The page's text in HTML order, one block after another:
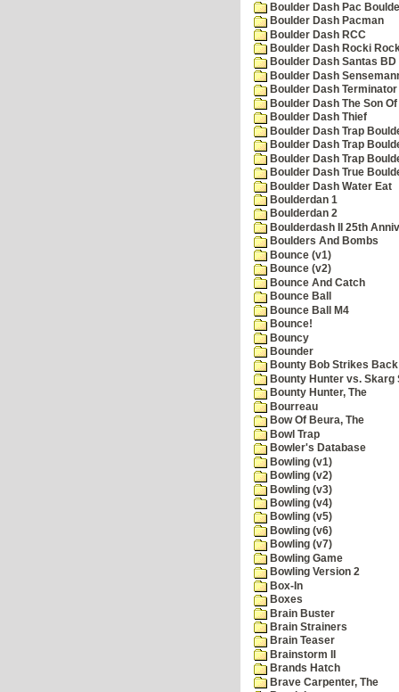
Boulder Dash Pac
Boulder Dash Pacman
Boulder Dash RCC
Boulder Dash Rocki
Boulder Dash Santas
Boulder Dash
Boulder Dash
Boulder Dash The Son
Boulder Dash Thief
Boulder Dash Trap
Boulder Dash Trap
Boulder Dash Trap
Boulder Dash True
Boulder Dash Water Eat
Boulderdan 1
Boulderdan 2
Boulderdash II 25th
Boulders And Bombs
Bounce (v1)
Bounce (v2)
Bounce And Catch
Bounce Ball
Bounce Ball M4
Bounce!
Bouncy
Bounder
Bounty Bob Strikes
Bounty Hunter vs. Skarg
Bounty Hunter, The
Bourreau
Bow Of Beura, The
Bowl Trap
Bowler's Database
Bowling (v1)
Bowling (v2)
Bowling (v3)
Bowling (v4)
Bowling (v5)
Bowling (v6)
Bowling (v7)
Bowling Game
Bowling Version 2
Box-In
Boxes
Brain Buster
Brain Strainers
Brain Teaser
Brainstorm II
Brands Hatch
Brave Carpenter, The